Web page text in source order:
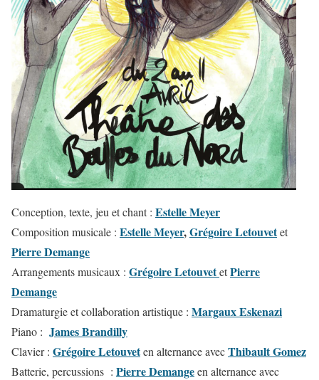
Conception, texte, jeu et chant : Estelle Meyer
Composition musicale : Estelle Meyer,Grégoire Letouvetet
Pierre Demange
Arrangements musicaux : Grégoire LetouvetetPierre
Demange
Dramaturgie et collaboration artistique : Margaux Eskenazi
Piano : James Brandilly
Clavier : Grégoire Letouveten alternance avecThibault Gomez
Batterie, percussions : Pierre Demangeen alternance avec